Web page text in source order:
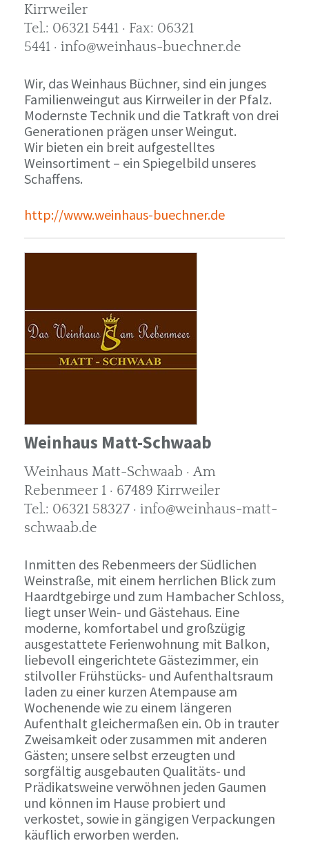
Kirrweiler
Tel.: 06321 5441 · Fax: 06321
5441 · info@weinhaus-buechner.de
Wir, das Weinhaus Büchner, sind ein junges
Familienweingut aus Kirrweiler in der Pfalz.
Modernste Technik und die Tatkraft von drei
Generationen prägen unser Weingut.
Wir bieten ein breit aufgestelltes
Weinsortiment – ein Spiegelbild unseres
Schaffens.
http://www.weinhaus-buechner.de
Weinhaus Matt-Schwaab
Weinhaus Matt-Schwaab · Am
Rebenmeer 1 · 67489 Kirrweiler
Tel.: 06321 58327 · info@weinhaus-matt-
schwaab.de
Inmitten des Rebenmeers der Südlichen
Weinstraße, mit einem herrlichen Blick zum
Haardtgebirge und zum Hambacher Schloss,
liegt unser Wein- und Gästehaus. Eine
moderne, komfortabel und großzügig
ausgestattete Ferienwohnung mit Balkon,
liebevoll eingerichtete Gästezimmer, ein
stilvoller Frühstücks- und Aufenthaltsraum
laden zu einer kurzen Atempause am
Wochenende wie zu einem längeren
Aufenthalt gleichermaßen ein. Ob in trauter
Zweisamkeit oder zusammen mit anderen
Gästen; unsere selbst erzeugten und
sorgfältig ausgebauten Qualitäts- und
Prädikatsweine verwöhnen jeden Gaumen
und können im Hause probiert und
verkostet, sowie in gängigen Verpackungen
käuflich erworben werden.